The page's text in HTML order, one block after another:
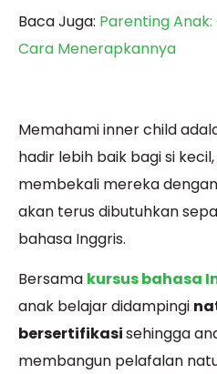
Baca Juga: Parenting
Cara Menerapkannya
Memahami inner child
hadir lebih baik bagi si
membekali mereka
akan terus dibutuhkan
bahasa Inggris.
Bersama kursus bahasa
anak belajar didampingi
bersertifikasisehingga
membangun pelafalan